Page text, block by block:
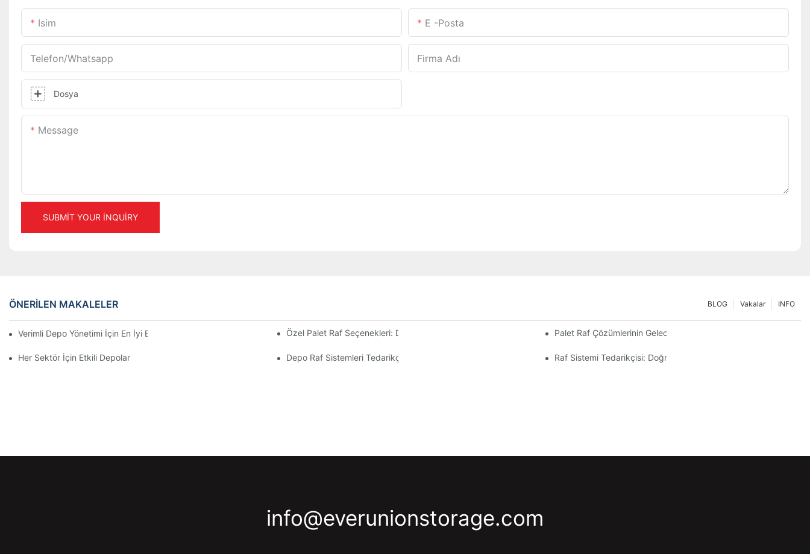
Isim E -posta
Telefon/whatsapp Firma Adı
Dosya
Message
SUBMIT YOUR INQUIRY
ÖNERILEN MAKALELER INFO
Vakalar
BLOG
Verimli Depo Yönetimi İçin En İyi Endüstriyel Raf Sistemleri Çözümleri Özel Palet Raf Seçenekleri: Depolama İhtiyaçlarınıza Göre Uyarlama Palet Raf Çözümlerinin Geleceği: Trendler Ve Yenilikler
Her Sektör İçin Etkili Depolama Raf Çözümlerini Keşfetmek Depo Raf Sistemleri Tedarikçileri: Nelere Dikkat Edilmeli? Raf Sistemi Tedarikçisi: Doğru Ortağı Seçmenin Temel Faktörleri
info@everunionstorage.com